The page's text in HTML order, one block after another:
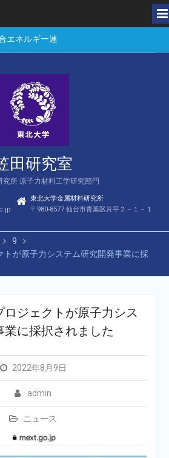
エネルギー連
田、Park、
、Bae）
はなし（仙台
校）
エネルギー連
優秀発表賞
田研究室
究所 原子力材料工学研究部門
東北大学金属材料研究所
〒980-8577 仙台市青葉区片平２－１－１
9
トが原子力システム研究開発事業に採
ジェクトが原子力シス
業に採択されました
2022年8月9日
admin
ニュース